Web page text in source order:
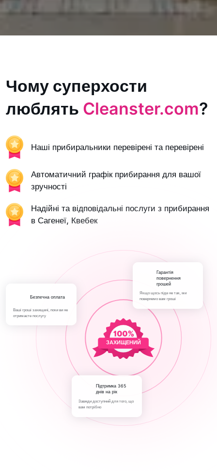
Чому суперхости
люблять Cleanster.com?
Наші прибиральники перевірені та перевірені
Автоматичний графік прибирання для вашої
зручності
Надійні та відповідальні послуги з прибирання
в Сагенеї, Квебек
ЗАХИЩЕНИЙ
Безпечна оплата
Ваші гроші захищені, поки ви не
отримаєте послугу
Гарантія
повернення
грошей
Якщо щось піде не так, ми
повернемо вам гроші
Підтримка 365
днів на рік
Завжди доступний для того, що
вам потрібно